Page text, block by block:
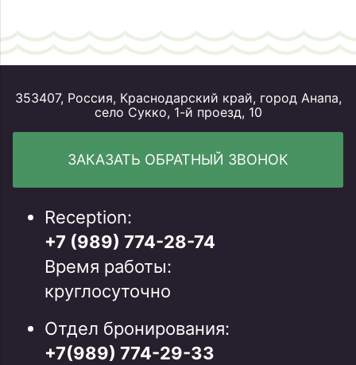
353407, Россия, Краснодарский край, город Анапа,
село Сукко, 1-й проезд, 10
ЗАКАЗАТЬ ОБРАТНЫЙ ЗВОНОК
Reception:
+7 (989) 774-28-74
Время работы:
круглосуточно
Отдел бронирования:
+7(989) 774-29-33